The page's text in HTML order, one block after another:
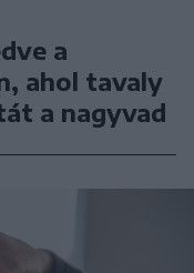
a
ahol tavaly
a nagyvad